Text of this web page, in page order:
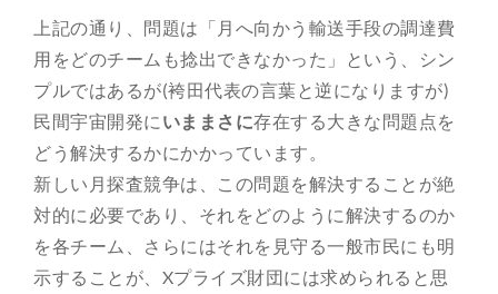
上記の通り、問題は「月へ向かう輸送手段の調達費
用をどのチームも捻出できなかった」という、シン
プルではあるが(袴田代表の言葉と逆になりますが)
民間宇宙開発に いままさに存在する大きな問題点を
どう解決するかにかかっています。
新しい月探査競争は、この問題を解決することが絶
対的に必要であり、それをどのように解決するのか
を各チーム、さらにはそれを見守る一般市民にも明
示することが、Xプライズ財団には求められると思